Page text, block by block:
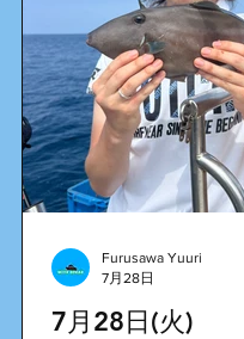
7月28日(火)
Furusawa Yuuri
7月28日